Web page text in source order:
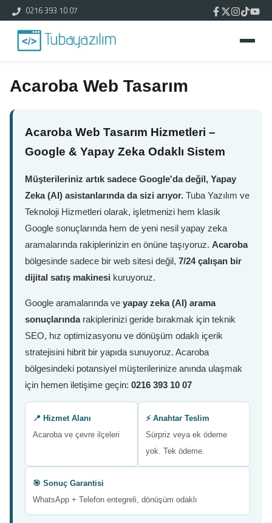
0216 393 10 07
Acaroba Web Tasarım
Acaroba Web Tasarım Hizmetleri –
Google & Yapay Zeka Odaklı Sistem
Müşterileriniz artık sadece Google'da değil, Yapay
Zeka (AI) asistanlarında da sizi arıyor. Tuba Yazılım ve
Teknoloji Hizmetleri olarak, işletmenizi hem klasik
Google sonuçlarında hem de yeni nesil yapay zeka
aramalarında rakiplerinizin en önüne taşıyoruz. Acaroba
bölgesinde sadece bir web sitesi değil, 7/24 çalışan bir
dijital satış makinesi kuruyoruz.
Google aramalarında ve yapay zeka (AI) arama
sonuçlarındarakiplerinizi geride bırakmak için teknik
SEO, hız optimizasyonu ve dönüşüm odaklı içerik
stratejisini hibrit bir yapıda sunuyoruz. Acaroba
bölgesindeki potansiyel müşterilerinize anında ulaşmak
için hemen iletişime geçin: 0216 393 10 07
📍 Hizmet Alanı
Acaroba ve çevre ilçeleri
⚡ Anahtar Teslim
Sürpriz veya ek ödeme
yok. Tek ödeme.
🎯 Sonuç Garantisi
WhatsApp + Telefon entegreli, dönüşüm odaklı